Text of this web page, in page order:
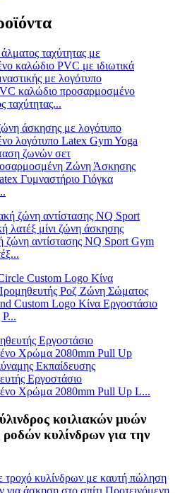
καλώδιο προσαρμοσμένο
ταχύτητας...
Ζώνη Άσκησης
Γυμναστήριο Γιόγκα
ζώνη αντίστασης NQ Sport Gym
Custom Logo Κίνα Εργοστάσιο
Εργοστάσιο
Χρώμα 2080mm Pull Up L...
κοιλιακών μυών
κυλίνδρων για την